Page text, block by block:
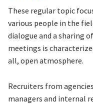
These regular topic
various people in the
dialogue and a sharing
meetings is
all, open atmosphere.
Recruiters from
managers and internal